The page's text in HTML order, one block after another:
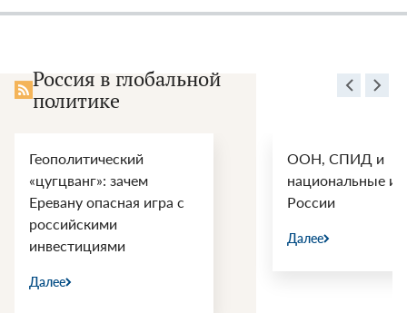
Россия в глобальной
политике
Геополитический
«цугцванг»: зачем
Еревану опасная игра с
российскими
инвестициями
Далее
ООН, СПИД и
национальные
России
Далее